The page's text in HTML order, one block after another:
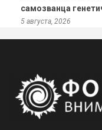
самозванца
5 августа, 2026